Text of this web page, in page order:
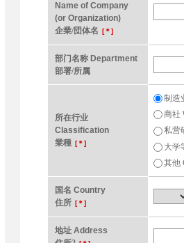
Name of Company
(or Organization)
企業/団体名 [＊]
部门名称 Department
部署/所属
所在行业
Classification
業種 [＊]
制造
商社
私营
大学
其他
国名 Country
住所 [＊]
地址 Address